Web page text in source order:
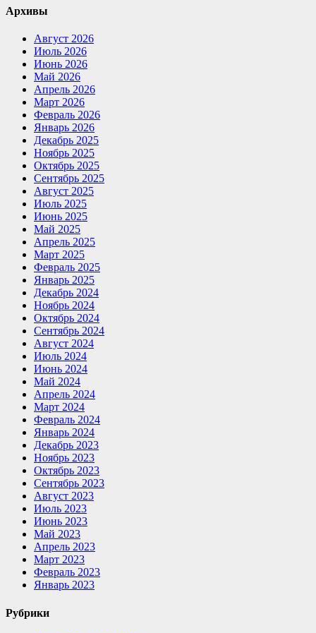
Архивы
Август 2026
Июль 2026
Июнь 2026
Май 2026
Апрель 2026
Март 2026
Февраль 2026
Январь 2026
Декабрь 2025
Ноябрь 2025
Октябрь 2025
Сентябрь 2025
Август 2025
Июль 2025
Июнь 2025
Май 2025
Апрель 2025
Март 2025
Февраль 2025
Январь 2025
Декабрь 2024
Ноябрь 2024
Октябрь 2024
Сентябрь 2024
Август 2024
Июль 2024
Июнь 2024
Май 2024
Апрель 2024
Март 2024
Февраль 2024
Январь 2024
Декабрь 2023
Ноябрь 2023
Октябрь 2023
Сентябрь 2023
Август 2023
Июль 2023
Июнь 2023
Май 2023
Апрель 2023
Март 2023
Февраль 2023
Январь 2023
Рубрики